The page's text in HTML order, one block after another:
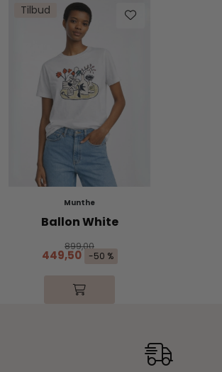
Tilbud
Munthe
Ballon White
899,00
449,50 -50 %